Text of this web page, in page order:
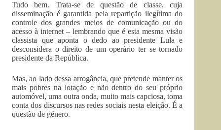
Tudo bem. Trata-se de questão de classe, cuja
disseminação é garantida pela repartição ilegítima do
controle dos grandes meios de comunicação ou do
acesso à internet – lembrando que é esta mesma visão
classista que aponta o dedo ao presidente Lula e
desconsidera o direito de um operário ter se tornado
presidente da República.
Mas, ao lado dessa arrogância, que pretende manter os
mais pobres na lotação e não dentro do seu próprio
automóvel, uma outra onda, muito mais capciosa, toma
conta dos discursos nas redes sociais nesta eleição. É a
questão de gênero.